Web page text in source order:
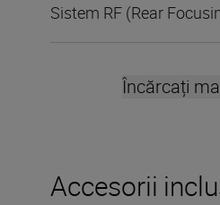
Sistem RF (Rear
Încărcați
Accesorii